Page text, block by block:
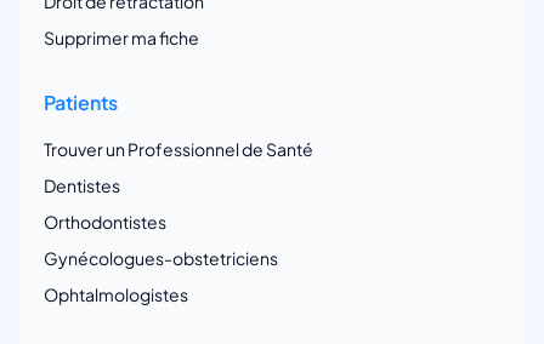
Supprimer ma fiche
Patients
Trouver un Professionnel de Santé
Dentistes
Orthodontistes
Gynécologues-obstetriciens
Ophtalmologistes